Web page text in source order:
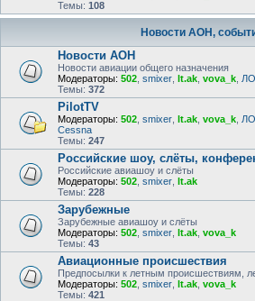
Темы: 108
Новости АОН,
Новости АОН
Новости авиации общего назначения
Модераторы: 502 smixer lt.ak vova_k
Темы: 372
PilotTV
Модераторы: 502 smixer lt.ak vova_k
Cessna
Темы: 247
Российские шоу, слёты,
Российские авиашоу и слёты
Модераторы: 502 smixer lt.ak
Темы: 228
Зарубежные
Зарубежные авиашоу и слёты
Модераторы: 502 smixer lt.ak vova_k
Темы: 43
Авиационные происшествия
Предпосылки к летным происшествиям,
Модераторы: 502 smixer lt.ak vova_k
Темы: 421